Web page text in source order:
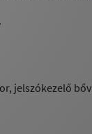
jelszókezelő